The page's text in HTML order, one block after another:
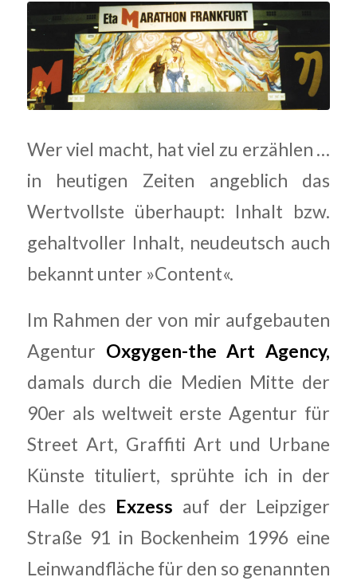
Wer viel macht, hat viel zu erzählen …
in heutigen Zeiten angeblich das
Wertvollste überhaupt: Inhalt bzw.
gehaltvoller Inhalt, neudeutsch auch
bekannt unter »Content«.
Im Rahmen der von mir aufgebauten
Agentur Oxgygen-the Art Agency,
damals durch die Medien Mitte der
90er als weltweit erste Agentur für
Street Art, Graffiti Art und Urbane
Künste tituliert, sprühte ich in der
Halle des Exzess auf der Leipziger
Straße 91 in Bockenheim 1996 eine
Leinwandfläche für den so genannten